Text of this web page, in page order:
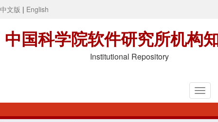
中文版 | English
中国科学院软件研究所机构
Institutional Repository